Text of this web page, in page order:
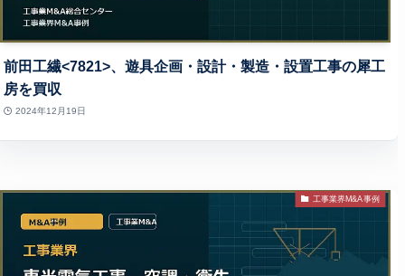
前田工繊<7821>、遊具企画・設計・製造・設置工事の犀工
房を買収
2024年12月19日
工事業界M&A事例